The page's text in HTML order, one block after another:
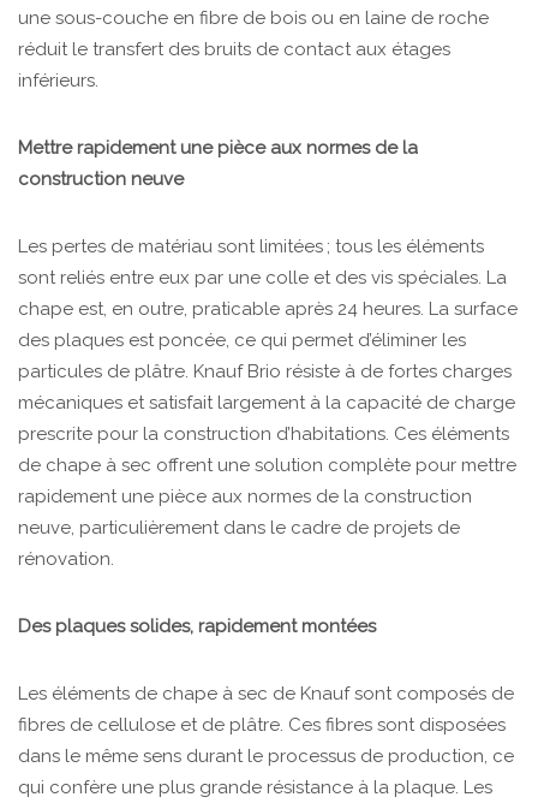
une sous-couche en fibre de bois ou en laine de roche
réduit le transfert des bruits de contact aux étages
inférieurs.
Mettre rapidement une pièce aux normes de la
construction neuve
Les pertes de matériau sont limitées ; tous les éléments
sont reliés entre eux par une colle et des vis spéciales. La
chape est, en outre, praticable après 24 heures. La surface
des plaques est poncée, ce qui permet d’éliminer les
particules de plâtre. Knauf Brio résiste à de fortes charges
mécaniques et satisfait largement à la capacité de charge
prescrite pour la construction d’habitations. Ces éléments
de chape à sec offrent une solution complète pour mettre
rapidement une pièce aux normes de la construction
neuve, particulièrement dans le cadre de projets de
rénovation.
Des plaques solides, rapidement montées
Les éléments de chape à sec de Knauf sont composés de
fibres de cellulose et de plâtre. Ces fibres sont disposées
dans le même sens durant le processus de production, ce
qui confère une plus grande résistance à la plaque. Les